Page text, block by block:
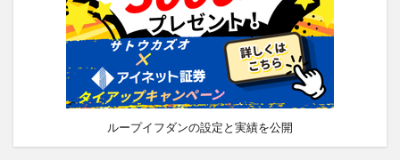
ループイフダンの設定と実績を公開